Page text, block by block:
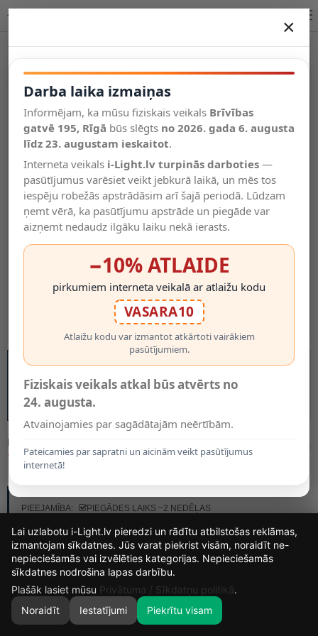
Salīdzināt
Vēlmju
saraksts
Valodas
0
MODELIS:
7.90€
PIEEJAMĪBA:
PIEGĀDES LAIKS ~2 NEDĒĻAS
×
Darba laika izmaiņas
Informējam, ka mūsu fiziskais veikals Brīvības
gatvē 195, Rīgā būs slēgts no 2026. gada 6. augusta
līdz 23. augustam ieskaitot.
Interneta veikals i-Light.lv turpinās darboties —
pasūtījumus varēsiet veikt jebkurā laikā, un mēs tos
iespēju robežās apstrādāsim arī šajā periodā. Lūdzam
ņemt vērā, ka pasūtījumu apstrāde un piegāde var
aizņemt nedaudz ilgāku laiku nekā ierasts.
−10% ATLAIDE
pirkumiem interneta veikalā ar atlaižu kodu
VASARA10
Atlaižu kodu var izmantot atkārtoti vairākiem
pasūtījumiem.
Fiziskais veikals atkal būs atvērts no
24. augusta.
Atvainojamies par sagādātajām neērtībām.
Pateicamies par sapratni un aicinām veikt pasūtījumus
internetā!
12
DIENAS
12
STUNDAS
18
MIN.
58
Lai uzlabotu i-Light.lv pieredzi un rādītu atbilstošas reklāmas,
izmantojam sīkdatnes. Jūs varat piekrist visām, noraidīt ne-
nepieciešamās vai izvēlēties kategorijas. Nepieciešamās
sīkdatnes nodrošina lapas darbību.
Plašāk lasiet mūsu Privātuma / Sīkdatņu politikā.
Noraidīt
Iestatījumi Piekrītu visam